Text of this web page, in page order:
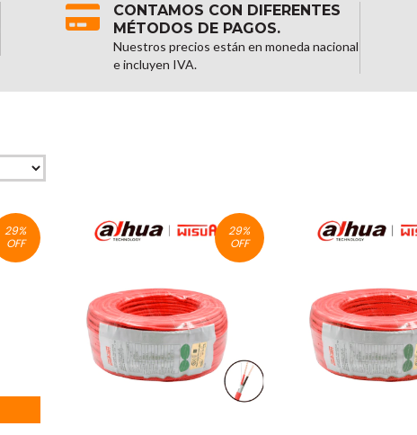
CONTAMOS CON DIFERENTES
MÉTODOS DE PAGOS.
Nuestros precios están en moneda nacional
e incluyen IVA.
29%
OFF
29%
OFF